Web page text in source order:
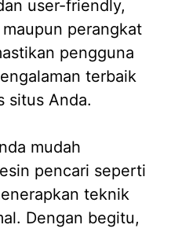
user-friendly,
perangkat
pengguna
terbaik
situs Anda.
mudah
pencari seperti
teknik
Dengan begitu,